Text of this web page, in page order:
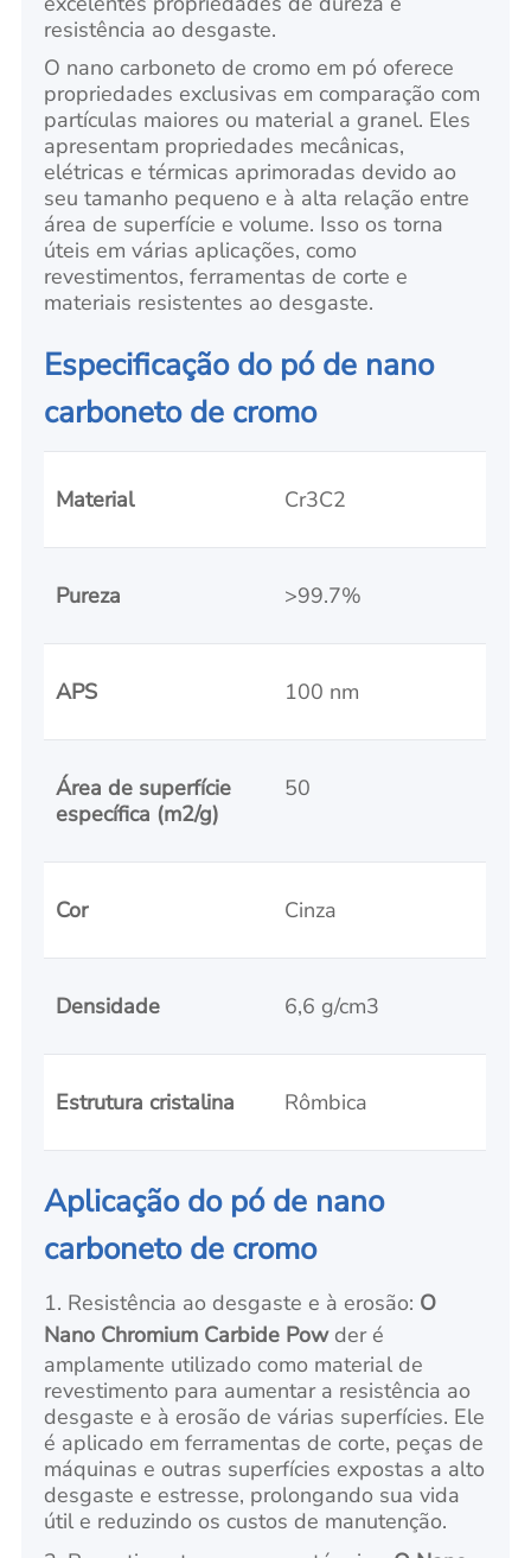
resistência ao desgaste.
O nano carboneto de cromo em pó oferece
propriedades exclusivas em comparação com
partículas maiores ou material a granel. Eles
apresentam propriedades mecânicas,
elétricas e térmicas aprimoradas devido ao
seu tamanho pequeno e à alta relação entre
área de superfície e volume. Isso os torna
úteis em várias aplicações, como
revestimentos, ferramentas de corte e
materiais resistentes ao desgaste.
Especificação do pó de nano
carboneto de cromo
Material Cr3C2
Pureza >99.7%
APS 100 nm
Área de superfície
específica (m2/g)
50
Cor Cinza
Densidade 6,6 g/cm3
Estrutura cristalina Rômbica
Aplicação do pó de nano
carboneto de cromo
1. Resistência ao desgaste e à erosão: O
Nano Chromium Carbide Powder é
amplamente utilizado como material de
revestimento para aumentar a resistência ao
desgaste e à erosão de várias superfícies. Ele
é aplicado em ferramentas de corte, peças de
máquinas e outras superfícies expostas a alto
desgaste e estresse, prolongando sua vida
útil e reduzindo os custos de manutenção.